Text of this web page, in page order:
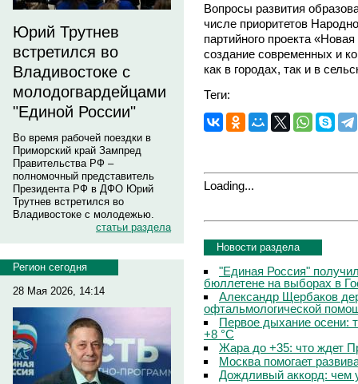
Юрий Трутнев
встретился во
Владивостоке с
молодогвардейцами
"Единой России"
Во время рабочей поездки в
Приморский край Зампред
Правительства РФ –
полномочный представитель
Президента РФ в ДФО Юрий
Трутнев встретился во
Владивостоке с молодежью.
статьи раздела
Регион сегодня
28 Мая 2026, 14:14
Вопросы развития
числе приоритетов
партийного проекта
создание современных и
как в городах, так и в
Теги:
Loading...
Новости раздела
"Единая Россия"
бюллетене на выборах в
Александр Щербаков
офтальмологической
Первое дыхание осени:
+8 °C
Жара до +35: что ждет
Москва помогает
Дождливый аккорд: чем